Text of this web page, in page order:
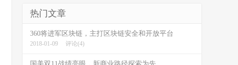
热门文章
360将进军区块链，主打区块链安全和开放平台
2018-01-09 评论(4)